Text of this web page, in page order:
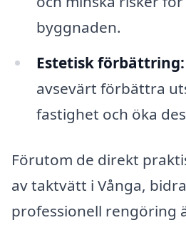
byggnaden.
Estetisk förbättring:
avsevärt förbättra
fastighet och öka
Förutom de direkt
av taktvätt i Vånga,
professionell rengöring